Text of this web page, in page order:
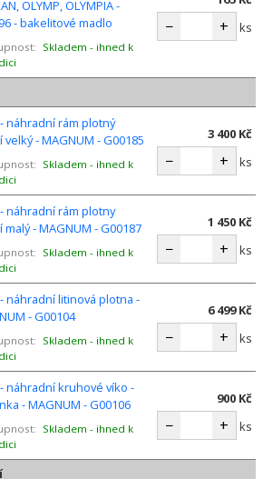
OLYMP, OLYMPIA -
- bakelitové madlo
Skladem - ihned k
− + ks
náhradní rám plotný
velký - MAGNUM - G00185
Skladem - ihned k
3 400 Kč
− + ks
náhradní rám plotny
malý - MAGNUM - G00187
Skladem - ihned k
1 450 Kč
− + ks
náhradní litinová plotna -
- G00104
Skladem - ihned k
6 499 Kč
− + ks
náhradní kruhové víko -
- MAGNUM - G00106
Skladem - ihned k
900 Kč
− + ks